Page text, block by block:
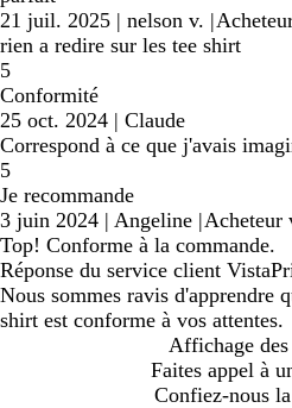
21 juil. 2025 | nelson v. |
rien a redire sur les tee shirt
5
Conformité
25 oct. 2024 | Claude
Correspond à ce que j'avais
5
Je recommande
3 juin 2024 | Angeline |Acheteur
Top! Conforme à la commande.
Réponse du service client
Nous sommes ravis d'apprendre
shirt est conforme à vos attentes.
Affichage
Faites appel à
Confiez-nous